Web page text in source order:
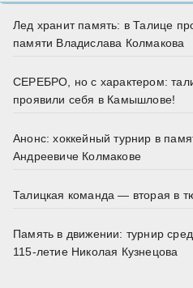
Лед хранит память: в Талице
памяти Владислава Колмакова
СЕРЕБРО, но с характером:
проявили себя в Камышлове!
Анонс: хоккейный турнир в
Андреевиче Колмакове
Талицкая команда — вторая в
Память в движении: турнир
115‑летие Николая Кузнецова